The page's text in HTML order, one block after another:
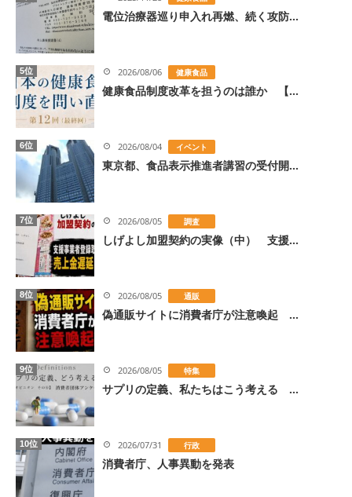
電位治療器巡り申入れ再燃、続く攻防...
5位 2026/08/06 健康食品
健康食品制度改革を担うのは誰か 【...
6位 2026/08/04 イベント
東京都、食品表示推進者講習の受付開...
7位 2026/08/05 調査
しげよし加盟契約の実像（中） 支援...
8位 2026/08/05 通販
偽通販サイトに消費者庁が注意喚起 ...
9位 2026/08/05 特集
サプリの定義、私たちはこう考える ...
10位 2026/07/31 行政
消費者庁、人事異動を発表